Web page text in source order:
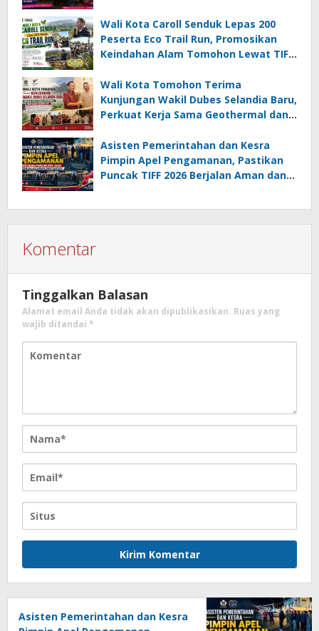
Wali Kota Caroll Senduk Lepas 200
Peserta Eco Trail Run, Promosikan
Keindahan Alam Tomohon Lewat TIFF
Wali Kota Tomohon Terima
Kunjungan Wakil Dubes Selandia Baru,
Perkuat Kerja Sama Geothermal dan
Asisten Pemerintahan dan Kesra
Pimpin Apel Pengamanan, Pastikan
Puncak TIFF 2026 Berjalan Aman dan
Komentar
Tinggalkan Balasan
Alamat email Anda tidak akan dipublikasikan. Ruas yang
wajib ditandai *
Asisten Pemerintahan dan Kesra